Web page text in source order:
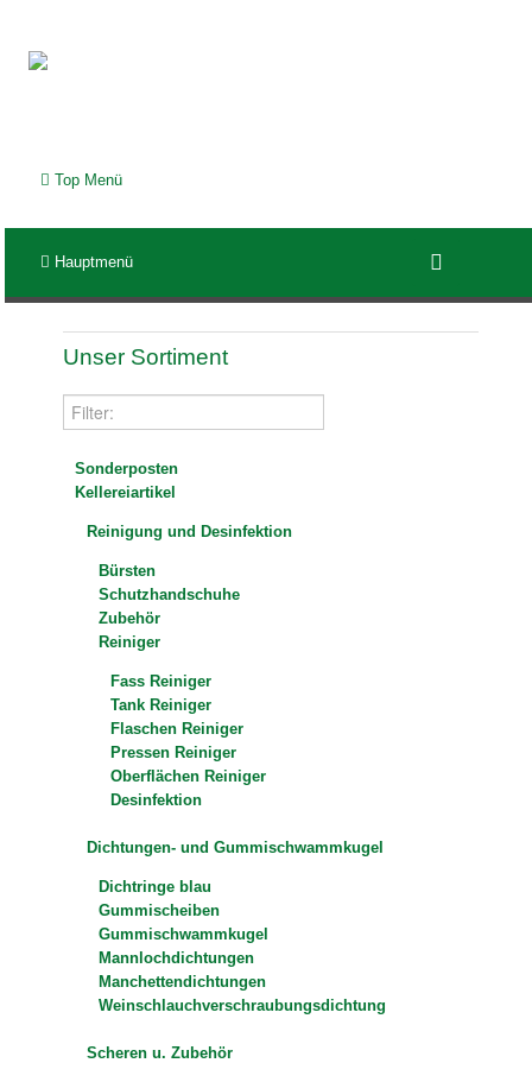
Top Menü
Hauptmenü
Unser Sortiment
Sonderposten
Kellereiartikel
Reinigung und Desinfektion
Bürsten
Schutzhandschuhe
Zubehör
Reiniger
Fass Reiniger
Tank Reiniger
Flaschen Reiniger
Pressen Reiniger
Oberflächen Reiniger
Desinfektion
Dichtungen- und Gummischwammkugel
Dichtringe blau
Gummischeiben
Gummischwammkugel
Mannlochdichtungen
Manchettendichtungen
Weinschlauchverschraubungsdichtung
Scheren u. Zubehör